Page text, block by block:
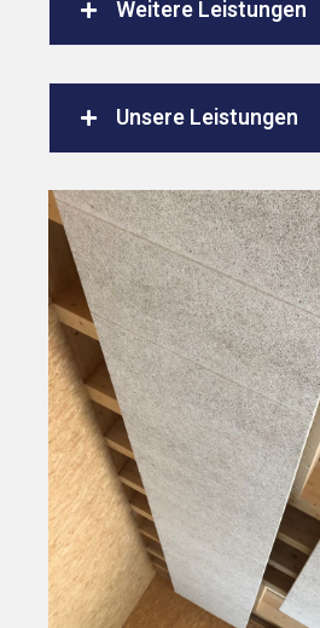
Weitere Leistungen
Unsere Leistungen